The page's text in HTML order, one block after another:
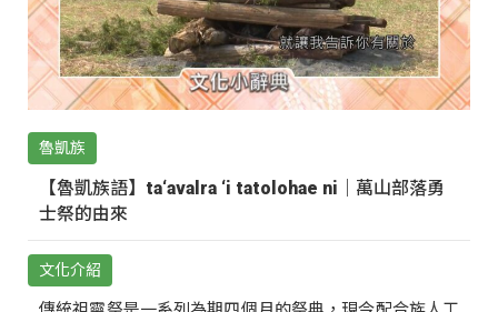
魯凱族
【魯凱族語】ta‘avalra ‘i tatolohae ni｜萬山部落勇
士祭的由來
文化介紹